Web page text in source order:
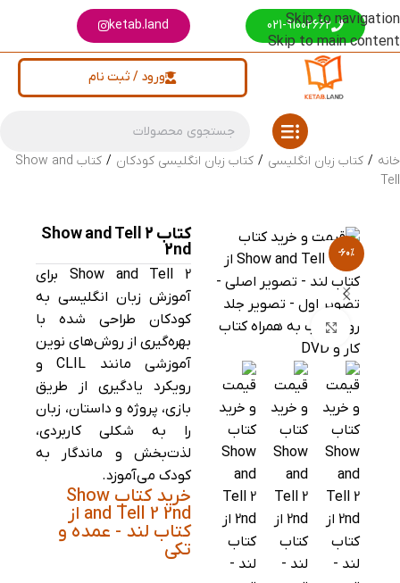
Skip to navigation
Skip to main content
021-91002662
ketab.land
ورود / ثبت نام
خانه / کتاب زبان انگلیسی / کتاب زبان انگلیسی کودکان /
کتاب Show and
Tell
-60%
بزرگنمایی تصویر
کتاب Show and Tell 2
2nd
Show and Tell 2 برای
آموزش زبان انگلیسی به
کودکان طراحی شده با
بهره‌گیری از روش‌های نوین
آموزشی مانند CLIL و
رویکرد یادگیری از طریق
بازی، پروژه و داستان، زبان
را به شکلی کاربردی،
لذت‌بخش و ماندگار به
کودک می‌آموزد.
خرید کتاب Show
and Tell 2 2nd از
کتاب لند - عمده و
تکی